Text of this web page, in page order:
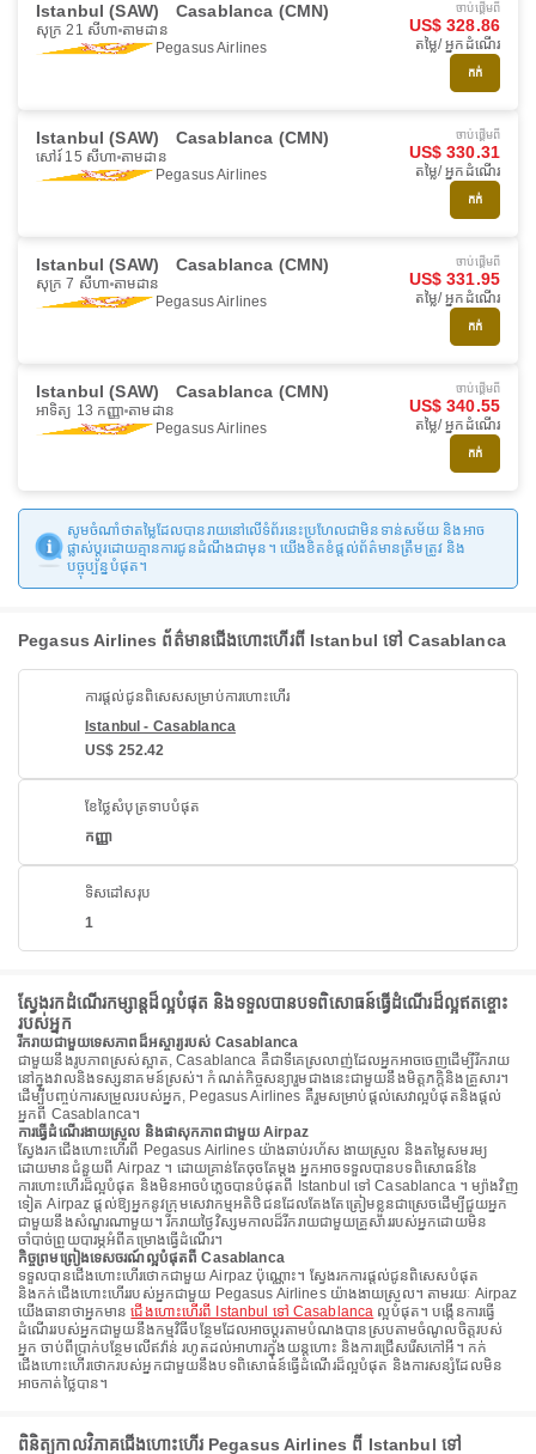
Istanbul (SAW) Casablanca (CMN)
សុក្រ 21 សីហា តាមដាន
Pegasus Airlines
ចាប់ផ្ដើមពី
US$ 328.86
តម្លៃ/ អ្នកដំណើរ
កក់
Istanbul (SAW) Casablanca (CMN)
សៅរ៍ 15 សីហា តាមដាន
Pegasus Airlines
ចាប់ផ្ដើមពី
US$ 330.31
តម្លៃ/ អ្នកដំណើរ
កក់
Istanbul (SAW) Casablanca (CMN)
សុក្រ 7 សីហា តាមដាន
Pegasus Airlines
ចាប់ផ្ដើមពី
US$ 331.95
តម្លៃ/ អ្នកដំណើរ
កក់
Istanbul (SAW) Casablanca (CMN)
អាទិត្យ 13 កញ្ញា តាមដាន
Pegasus Airlines
ចាប់ផ្ដើមពី
US$ 340.55
តម្លៃ/ អ្នកដំណើរ
កក់
សូមចំណាំថាតម្លៃដែលបានរាយនៅលើទំព័រនេះប្រហែលជាមិនទាន់សម័យ និងអាច
ផ្លាស់ប្តូរដោយគ្មានការជូនដំណឹងជាមុន។ យើងខិតខំផ្តល់ព័ត៌មានត្រឹមត្រូវ និង
បច្ចុប្បន្នបំផុត។
Pegasus Airlines ព័ត៌មានជើងហោះហើរពី Istanbul ទៅ Casablanca
ការផ្តល់ជូនពិសេសសម្រាប់ការហោះហើរ
Istanbul - Casablanca
US$ 252.42
ខែថ្លៃសំបុត្រទាបបំផុត
កញ្ញា
ទិសដៅសរុប
1
ស្វែងរកដំណើរកម្សាន្តដ៏ល្អបំផុត និងទទួលបានបទពិសោធន៍ធ្វើដំណើរដ៏ល្អឥតខ្ចោះ
របស់អ្នក
រីករាយជាមួយទេសភាពដ៏អស្ចារ្យរបស់ Casablanca
ជាមួយនឹងរូបភាពស្រស់ស្អាត, Casablanca គឺជាទីគេស្រលាញ់ដែលអ្នកអាចចេញដើម្បីរីករាយ
នៅក្នុងវាលនិងទស្សនាគមន៍ស្រស់។ កំណត់កិច្ចសន្យារួមជាងនេះជាមួយនឹងមិត្តភក្តិនិងគ្រួសារ។
ដើម្បីបញ្ចប់ការសម្រួលរបស់អ្នក, Pegasus Airlines គឺរួមសម្រាប់ផ្តល់សេវាល្អបំផុតនិងផ្តល់
អ្នកពី Casablanca។
ការធ្វើដំណើរងាយស្រួល និងផាសុកភាពជាមួយ Airpaz
ស្វែងរកជើងហោះហើរពី Pegasus Airlines យ៉ាងឆាប់រហ័ស ងាយស្រួល និងតម្លៃសមរម្យ
ដោយមានជំនួយពី Airpaz ។ ដោយគ្រាន់តែចុចតែម្តង អ្នកអាចទទួលបានបទពិសោធន៍នៃ
ការហោះហើរដ៏ល្អបំផុត និងមិនអាចបំភ្លេចបានបំផុតពី Istanbul ទៅ Casablanca ។ ម្យ៉ាងវិញ
ទៀត Airpaz ផ្តល់ឱ្យអ្នកនូវក្រុមសេវាកម្មអតិថិជនដែលតែងតែត្រៀមខ្លួនជាស្រេចដើម្បីជួយអ្នក
ជាមួយនឹងសំណួរណាមួយ។ រីករាយថ្ងៃវិស្សមកាលដ៏រីករាយជាមួយគ្រួសាររបស់អ្នកដោយមិន
ចាំបាច់ព្រួយបារម្ភអំពីគម្រោងធ្វើដំណើរ។
កិច្ចព្រមព្រៀងទេសចរណ៍ល្អបំផុតពី Casablanca
ទទួលបានជើងហោះហើរថោកជាមួយ Airpaz ប៉ុណ្ណោះ។ ស្វែងរកការផ្តល់ជូនពិសេសបំផុត
និងកក់ជើងហោះហើររបស់អ្នកជាមួយ Pegasus Airlines យ៉ាងងាយស្រួល។ តាមរយៈ Airpaz
យើងធានាថាអ្នកមានជើងហោះហើរពី Istanbul ទៅ Casablanca ល្អបំផុត។ បង្កើនការធ្វើ
ដំណើររបស់អ្នកជាមួយនឹងកម្មវិធីបន្ថែមដែលអាចប្ដូរតាមបំណងបានស្របតាមចំណូលចិត្តរបស់
អ្នក ចាប់ពីប្រាក់បន្ថែមលើឥវ៉ាន់ រហូតដល់អាហារក្នុងយន្តហោះ និងការជ្រើសរើសកៅអី។ កក់
ជើងហោះហើរថោករបស់អ្នកជាមួយនឹងបទពិសោធន៍ធ្វើដំណើរដ៏ល្អបំផុត និងការសន្សំដែលមិន
អាចកាត់ថ្លៃបាន។
ពិនិត្យកាលវិភាគជើងហោះហើរ Pegasus Airlines ពី Istanbul ទៅ